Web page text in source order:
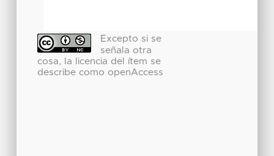
Excepto si se
señala otra
cosa, la licencia del ítem se
describe como openAccess